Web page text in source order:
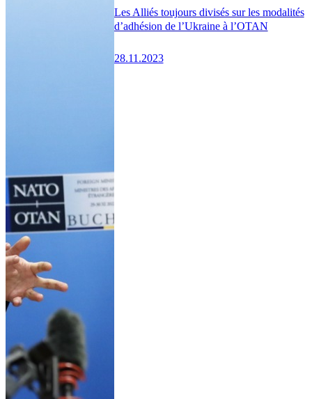
Les Alliés toujours divisés sur les modalités
d’adhésion de l’Ukraine à l’OTAN
28.11.2023